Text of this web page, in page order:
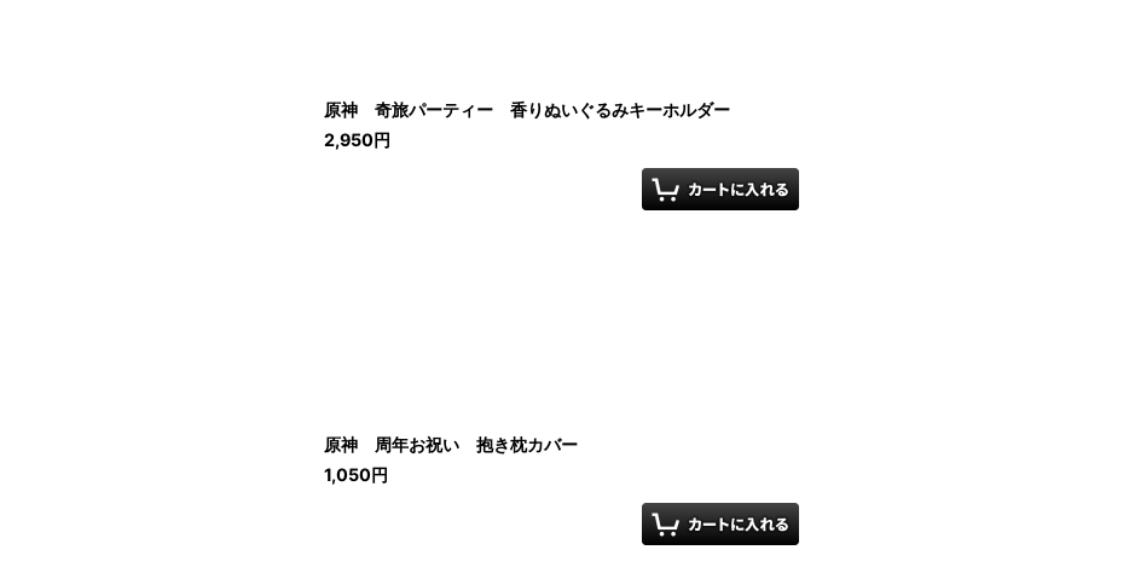
原神 奇旅パーティー 香りぬいぐるみキーホルダー
2,950円
原神 周年お祝い 抱き枕カバー
1,050円